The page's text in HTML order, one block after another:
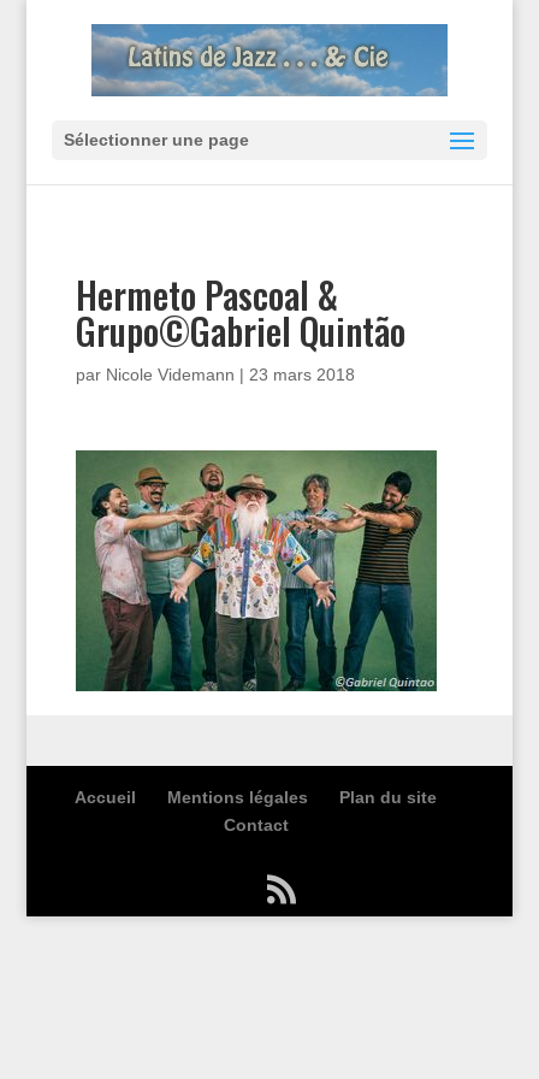
Sélectionner une page
Hermeto Pascoal &
Grupo©Gabriel Quintão
par Nicole Videmann | 23 mars 2018
Accueil Mentions légales
Plan du site
Contact